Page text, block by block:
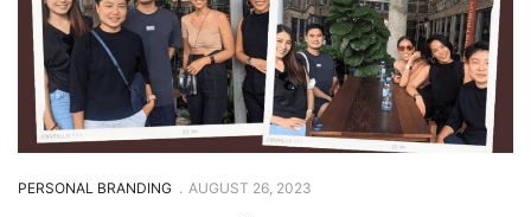
PERSONAL BRANDING . AUGUST 26, 2023